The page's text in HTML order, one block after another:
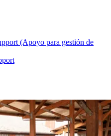
(Apoyo para gestión de